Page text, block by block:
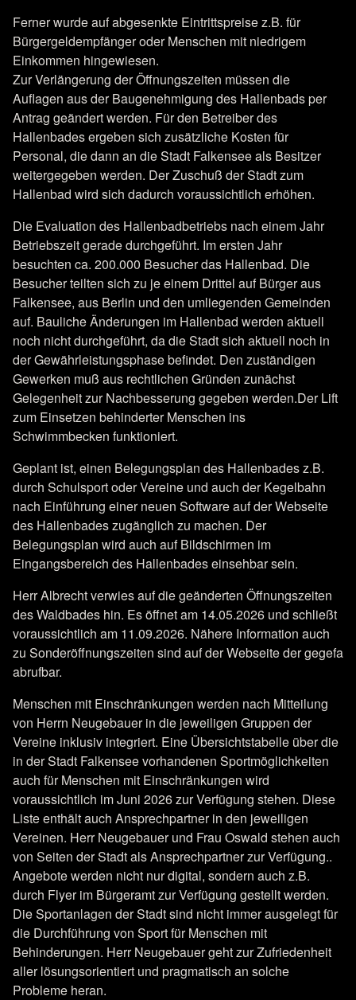
Ferner wurde auf abgesenkte Eintrittspreise z.B. für
Bürgergeldempfänger oder Menschen mit niedrigem
Einkommen hingewiesen.
Zur Verlängerung der Öffnungszeiten müssen die
Auflagen aus der Baugenehmigung des Hallenbads per
Antrag geändert werden. Für den Betreiber des
Hallenbades ergeben sich zusätzliche Kosten für
Personal, die dann an die Stadt Falkensee als Besitzer
weitergegeben werden. Der Zuschuß der Stadt zum
Hallenbad wird sich dadurch voraussichtlich erhöhen.
Die Evaluation des Hallenbadbetriebs nach einem Jahr
Betriebszeit gerade durchgeführt. Im ersten Jahr
besuchten ca. 200.000 Besucher das Hallenbad. Die
Besucher teilten sich zu je einem Drittel auf Bürger aus
Falkensee, aus Berlin und den umliegenden Gemeinden
auf. Bauliche Änderungen im Hallenbad werden aktuell
noch nicht durchgeführt, da die Stadt sich aktuell noch in
der Gewährleistungsphase befindet. Den zuständigen
Gewerken muß aus rechtlichen Gründen zunächst
Gelegenheit zur Nachbesserung gegeben werden.Der Lift
zum Einsetzen behinderter Menschen ins
Schwimmbecken funktioniert.
Geplant ist, einen Belegungsplan des Hallenbades z.B.
durch Schulsport oder Vereine und auch der Kegelbahn
nach Einführung einer neuen Software auf der Webseite
des Hallenbades zugänglich zu machen. Der
Belegungsplan wird auch auf Bildschirmen im
Eingangsbereich des Hallenbades einsehbar sein.
Herr Albrecht verwies auf die geänderten Öffnungszeiten
des Waldbades hin. Es öffnet am 14.05.2026 und schließt
voraussichtlich am 11.09.2026. Nähere Information auch
zu Sonderöffnungszeiten sind auf der Webseite der gegefa
abrufbar.
Menschen mit Einschränkungen werden nach Mitteilung
von Herrn Neugebauer in die jeweiligen Gruppen der
Vereine inklusiv integriert. Eine Übersichtstabelle über die
in der Stadt Falkensee vorhandenen Sportmöglichkeiten
auch für Menschen mit Einschränkungen wird
voraussichtlich im Juni 2026 zur Verfügung stehen. Diese
Liste enthält auch Ansprechpartner in den jeweiligen
Vereinen. Herr Neugebauer und Frau Oswald stehen auch
von Seiten der Stadt als Ansprechpartner zur Verfügung..
Angebote werden nicht nur digital, sondern auch z.B.
durch Flyer im Bürgeramt zur Verfügung gestellt werden.
Die Sportanlagen der Stadt sind nicht immer ausgelegt für
die Durchführung von Sport für Menschen mit
Behinderungen. Herr Neugebauer geht zur Zufriedenheit
aller lösungsorientiert und pragmatisch an solche
Probleme heran.